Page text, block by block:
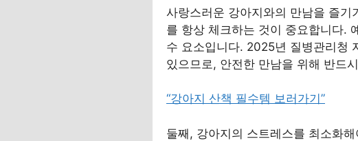
사랑스러운 강아지와의 만남을 즐
를 항상 체크하는 것이 중요합니다.
수 요소입니다. 2025년 질병관리청
있으므로, 안전한 만남을 위해 반드
“강아지 산책 필수템 보러가기”
둘째, 강아지의 스트레스를 최소화